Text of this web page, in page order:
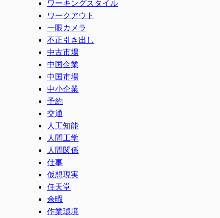
ワーキングスタイル
ワークアウト
一眼カメラ
不正引き出し
中古市場
中国企業
中国市場
中小企業
予約
交通
人工知能
人間工学
人間関係
仕事
仮想現実
任天堂
余暇
作業環境